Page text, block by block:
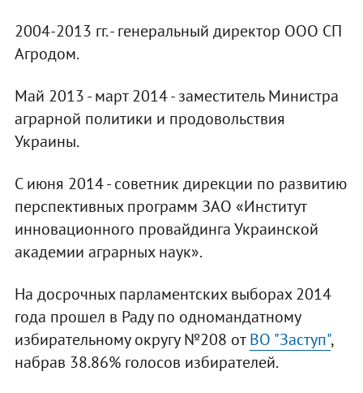
2004-2013 гг. - генеральный директор ООО СП
Агродом.
Май 2013 - март 2014 - заместитель Министра
аграрной политики и продовольствия
Украины.
С июня 2014 - советник дирекции по развитию
перспективных программ ЗАО «Институт
инновационного провайдинга Украинской
академии аграрных наук».
На досрочных парламентских выборах 2014
года прошел в Раду по одномандатному
избирательному округу №208 отВО "Заступ",
набрав 38.86% голосов избирателей.